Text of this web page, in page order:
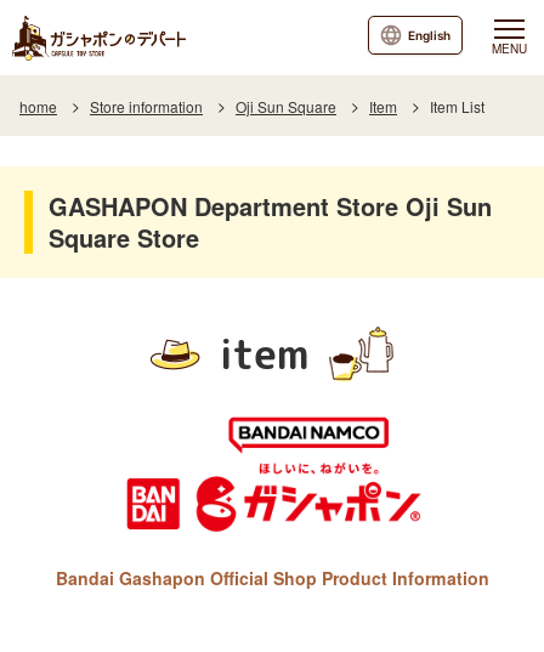
MENU
English
home Store information Oji Sun Square Item Item List
GASHAPON Department Store Oji Sun
Square Store
item
Bandai Gashapon Official Shop Product Information